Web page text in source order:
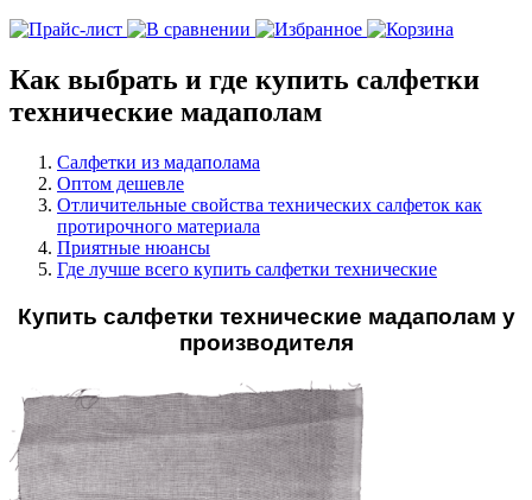
Как выбрать и где купить салфетки
технические мадаполам
Салфетки из мадаполама
Оптом дешевле
Отличительные свойства технических салфеток как
протирочного материала
Приятные нюансы
Где лучше всего купить салфетки технические
Купить салфетки технические мадаполам у
производителя